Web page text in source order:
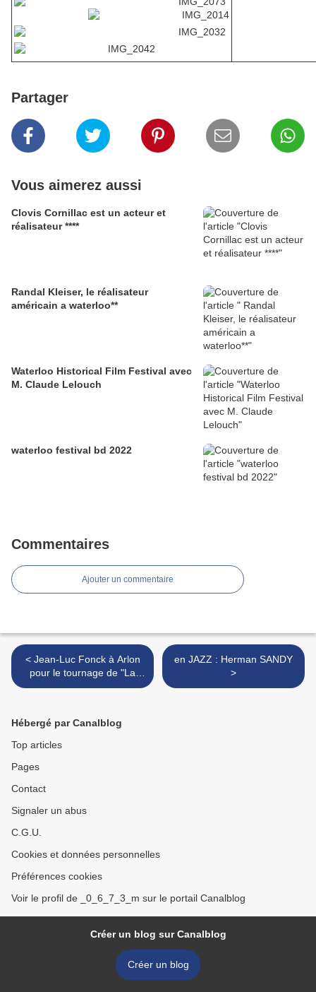
Partager
Vous aimerez aussi
Clovis Cornillac est un acteur et
réalisateur ****
Randal Kleiser, le réalisateur
américain a waterloo**
Waterloo Historical Film Festival avec
M. Claude Lelouch
waterloo festival bd 2022
Commentaires
Ajouter un commentaire
< Jean-Luc Fonck à Arlon
pour le tournage de "La
Chaîne" - RTBF
en JAZZ : Herman SANDY
>
Hébergé par Canalblog
Top articles
Pages
Contact
Signaler un abus
C.G.U.
Cookies et données personnelles
Préférences cookies
Voir le profil de _0_6_7_3_m sur le portail Canalblog
Créer un blog sur Canalblog
Créer un blog